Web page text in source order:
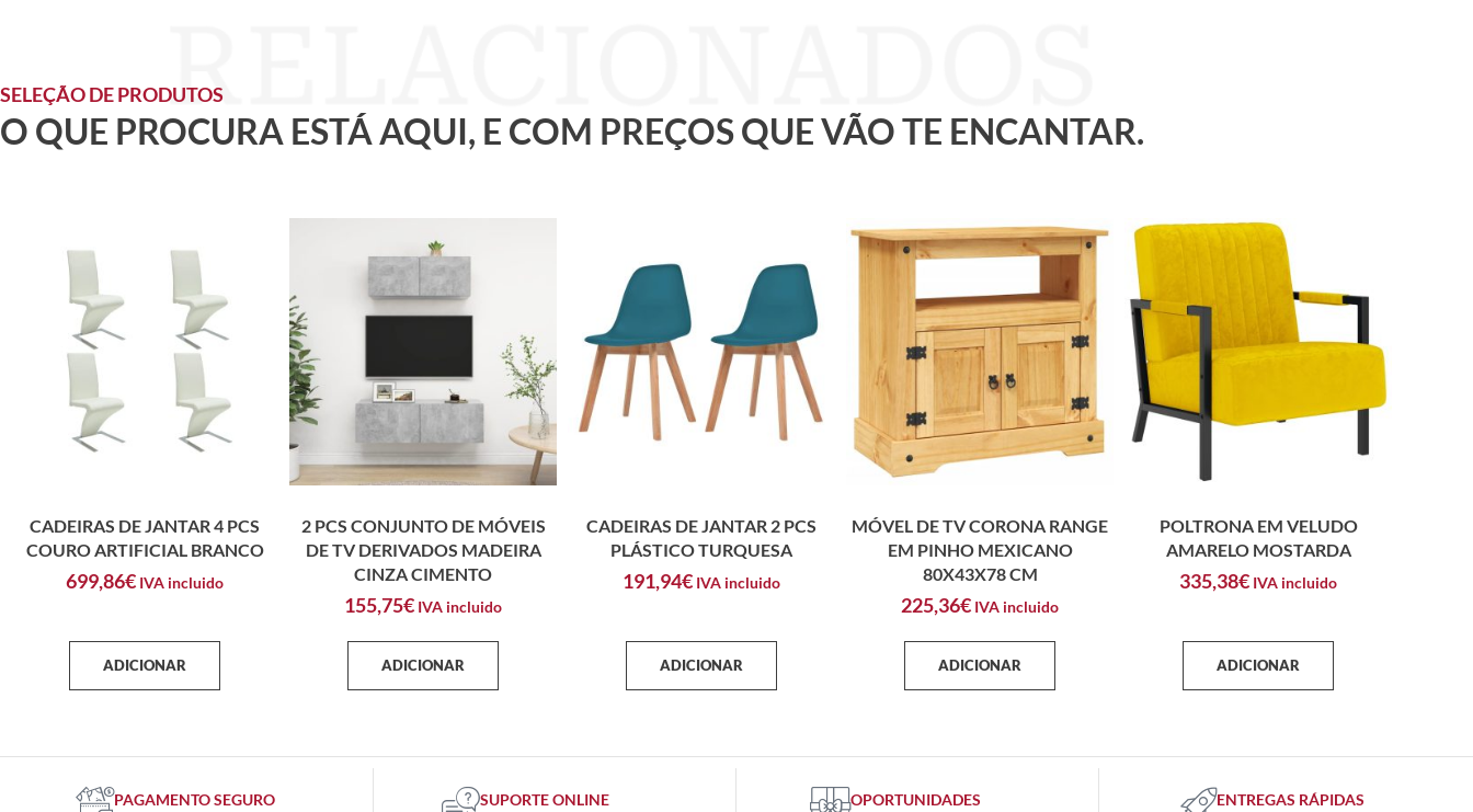
SELEÇÃO DE PRODUTOS
O QUE PROCURA ESTÁ AQUI, E COM PREÇOS QUE VÃO TE ENCANTAR.
CADEIRAS DE JANTAR 4 PCS
COURO ARTIFICIAL BRANCO
699,86€ IVA incluido
ADICIONAR
2 PCS CONJUNTO DE MÓVEIS
DE TV DERIVADOS MADEIRA
CINZA CIMENTO
155,75€ IVA incluido
ADICIONAR
CADEIRAS DE JANTAR 2 PCS
PLÁSTICO TURQUESA
191,94€ IVA incluido
ADICIONAR
MÓVEL DE TV CORONA RANGE
EM PINHO MEXICANO
80X43X78 CM
225,36€ IVA incluido
ADICIONAR
POLTRONA EM VELUDO
AMARELO MOSTARDA
335,38€ IVA incluido
ADICIONAR
PAGAMENTO SEGURO SUPORTE ONLINE OPORTUNIDADES ENTREGAS RÁPIDAS